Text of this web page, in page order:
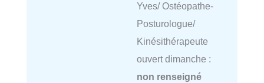
Yves/ Ostéopathe-
Posturologue/
Kinésithérapeute
ouvert dimanche :
non renseigné